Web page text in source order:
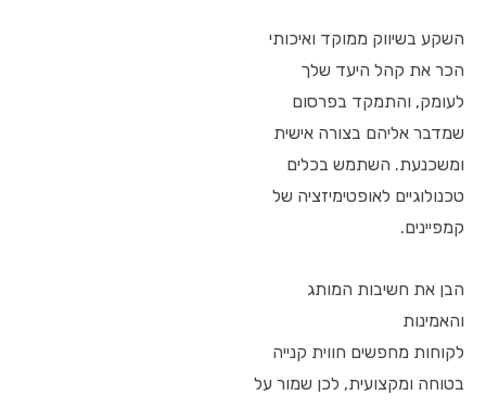
השקע בשיווק ממוקד ואיכותי
הכר את קהל היעד שלך
לעומק, והתמקד בפרסום
שמדבר אליהם בצורה אישית
ומשכנעת. השתמש בכלים
טכנולוגיים לאופטימיזציה של
קמפיינים.
הבן את חשיבות המותג
והאמינות
לקוחות מחפשים חווית קנייה
בטוחה ומקצועית, לכן שמור על